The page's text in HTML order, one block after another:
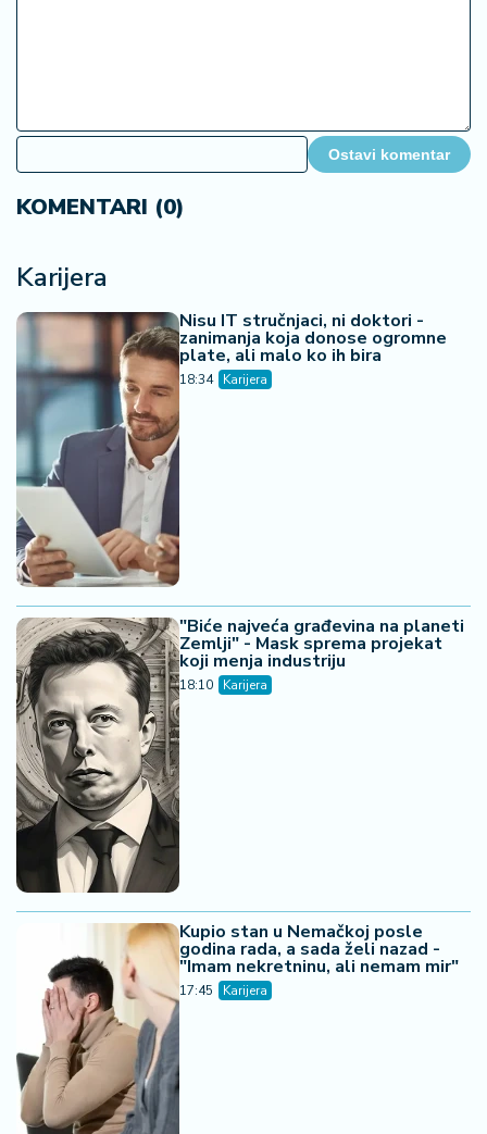
Ostavi komentar
KOMENTARI (0)
Karijera
Nisu IT stručnjaci, ni doktori -
zanimanja koja donose ogromne
plate, ali malo ko ih bira
18:34 Karijera
"Biće najveća građevina na planeti
Zemlji" - Mask sprema projekat
koji menja industriju
18:10 Karijera
Kupio stan u Nemačkoj posle
godina rada, a sada želi nazad -
"Imam nekretninu, ali nemam mir"
17:45 Karijera